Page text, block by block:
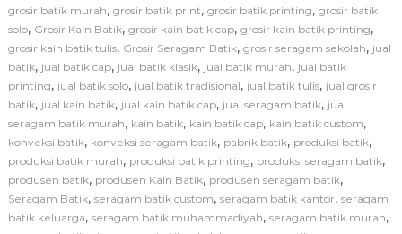
n
S
e
r
a
g
m
B
a
t
i
k
grosir batik murah, grosir batik print, grosir batik printing, grosir batik
solo, Grosir Kain Batik, grosir kain batik cap, grosir kain batik printing,
grosir kain batik tulis, Grosir Seragam Batik, grosir seragam sekolah, jual
batik, jual batik cap, jual batik klasik, jual batik murah, jual batik
printing, jual batik solo, jual batik tradisional, jual batik tulis, jual grosir
batik, jual kain batik, jual kain batik cap, jual seragam batik, jual
seragam batik murah, kain batik, kain batik cap, kain batik custom,
konveksi batik, konveksi seragam batik, pabrik batik, produksi batik,
produksi batik murah, produksi batik printing, produksi seragam batik,
produsen batik, produsen Kain Batik, produsen seragam batik,
Seragam Batik, seragam batik custom, seragam batik kantor, seragam
batik keluarga, seragam batik muhammadiyah, seragam batik murah,